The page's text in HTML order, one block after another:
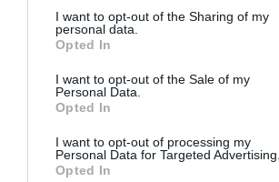
I want to opt-out of the Sharing of my
personal data.
Opted In
I want to opt-out of the Sale of my
Personal Data.
Opted In
I want to opt-out of processing my
Personal Data for Targeted Advertising.
Opted In
πραγματοποιήσετε.
Οι Σκορπιοί θα θυμούνται αυτό
ως περίοδο αλλαγών, χαράς και
ειδήσεις θα σας βοηθήσουν να